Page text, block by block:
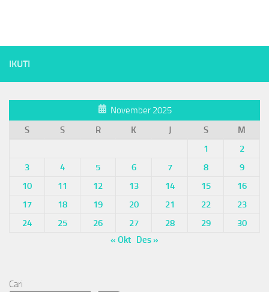
IKUTI
November 2025
S
S R K J S
M
1
2
3
4 5 6 7 8
9
10
11 12 13 14 15
16
17
18 19 20 21 22
23
24
25 26 27 28 29
30
« Okt Des »
Cari